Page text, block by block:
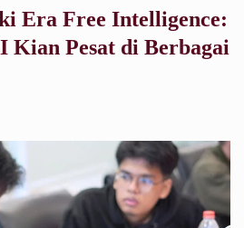
Era Free Intelligence:
Kian Pesat di Berbagai